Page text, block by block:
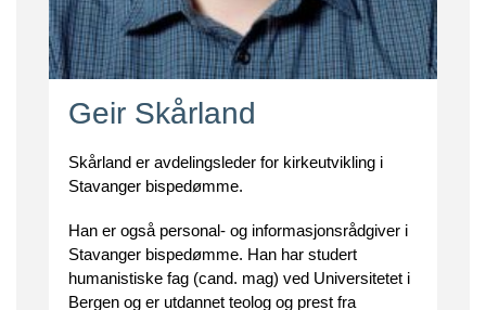
Geir Skårland
Skårland er avdelingsleder for kirkeutvikling i
Stavanger bispedømme.
Han er også personal- og informasjonsrådgiver i
Stavanger bispedømme. Han har studert
humanistiske fag (cand. mag) ved Universitetet i
Bergen og er utdannet teolog og prest fra